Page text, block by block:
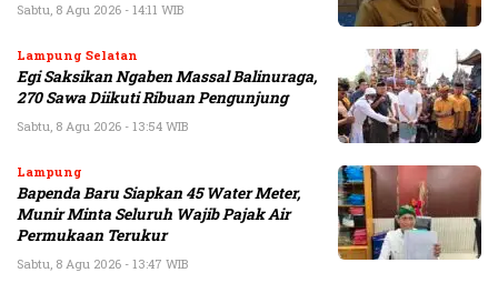
Sabtu, 8 Agu 2026 - 14:11 WIB
Lampung Selatan
Egi Saksikan Ngaben Massal Balinuraga,
270 Sawa Diikuti Ribuan Pengunjung
Sabtu, 8 Agu 2026 - 13:54 WIB
Lampung
Bapenda Baru Siapkan 45 Water Meter,
Munir Minta Seluruh Wajib Pajak Air
Permukaan Terukur
Sabtu, 8 Agu 2026 - 13:47 WIB